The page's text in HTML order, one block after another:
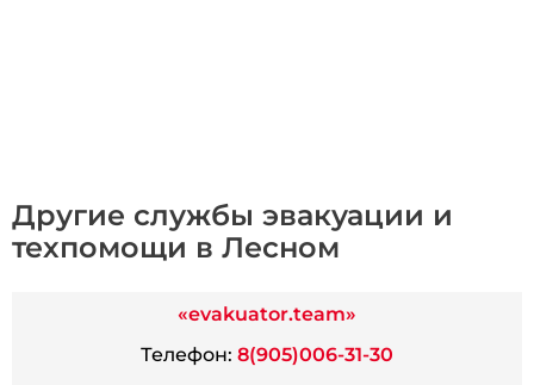
Другие службы эвакуации и
техпомощи в Лесном
«evakuator.team»
Телефон: 8(905)006-31-30